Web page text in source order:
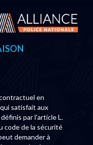
en
satisfait aux
par l'article L.
code de la sécurité
demander à